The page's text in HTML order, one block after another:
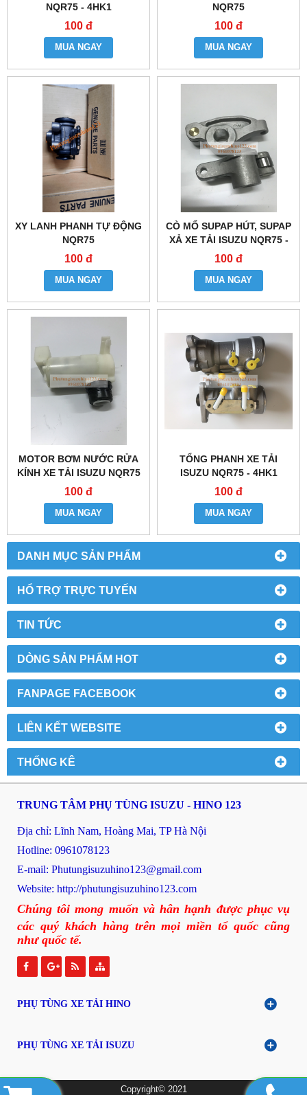
DANH MỤC SẢN PHẨM
HỔ TRỢ TRỰC TUYẾN
TIN TỨC
DÒNG SẢN PHẨM HOT
FANPAGE FACEBOOK
LIÊN KẾT WEBSITE
THỐNG KÊ
NQR75 - 4HK1
100 đ
MUA NGAY
NQR75
100 đ
MUA NGAY
XY LANH PHANH TỰ ĐỘNG
NQR75
100 đ
MUA NGAY
CÒ MỔ SUPAP HÚT, SUPAP
XẢ XE TẢI ISUZU NQR75 -
4HK1
100 đ
MUA NGAY
MOTOR BƠM NƯỚC RỬA
KÍNH XE TẢI ISUZU NQR75
- 4HK1
100 đ
MUA NGAY
TỔNG PHANH XE TẢI
ISUZU NQR75 - 4HK1
100 đ
MUA NGAY
TRUNG TÂM PHỤ TÙNG ISUZU - HINO 123
Địa chỉ: Lĩnh Nam, Hoàng Mai, TP Hà Nội
Hotline: 0961078123
E-mail: Phutungisuzuhino123@gmail.com
Website: http://phutungisuzuhino123.com
Chúng tôi mong muốn và hân hạnh được phục vụ
các quý khách hàng trên mọi miền tổ quốc cũng
như quốc tế.
PHỤ TÙNG XE TẢI HINO
PHỤ TÙNG XE TẢI ISUZU
Copyright© 2021